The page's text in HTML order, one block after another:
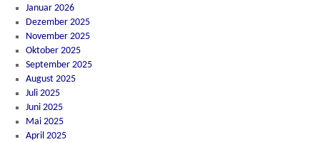
Januar 2026
Dezember 2025
November 2025
Oktober 2025
September 2025
August 2025
Juli 2025
Juni 2025
Mai 2025
April 2025